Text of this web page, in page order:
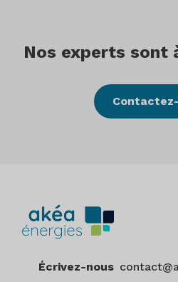
Nos experts sont
Écrivez-nous